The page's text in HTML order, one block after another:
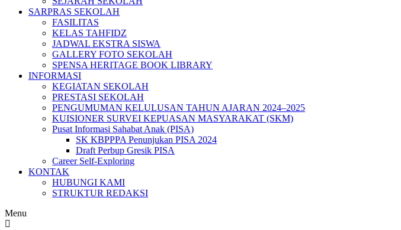
SARPRAS SEKOLAH
FASILITAS
KELAS TAHFIDZ
JADWAL EKSTRA SISWA
GALLERY FOTO SEKOLAH
SPENSA HERITAGE BOOK LIBRARY
INFORMASI
KEGIATAN SEKOLAH
PRESTASI SEKOLAH
PENGUMUMAN KELULUSAN TAHUN AJARAN 2024–2025
KUISIONER SURVEI KEPUASAN MASYARAKAT (SKM)
Pusat Informasi Sahabat Anak (PISA)
SK KBPPPA Penunjukan PISA 2024
Draft Perbup Gresik PISA
Career Self-Exploring
KONTAK
HUBUNGI KAMI
STRUKTUR REDAKSI
Menu